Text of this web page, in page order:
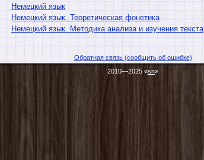
Немецкий язык
Немецкий язык. Теоретическая фонетика
Немецкий язык. Методика анализа и изучения текста
Обратная связь (сообщить об ошибке)
2010—2025 «sn»